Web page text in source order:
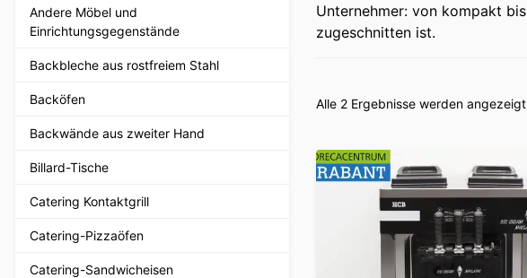
Andere Möbel und
Einrichtungsgegenstände
Backbleche aus rostfreiem Stahl
Backöfen
Backwände aus zweiter Hand
Billard-Tische
Catering Kontaktgrill
Catering-Pizzaöfen
Catering-Sandwicheisen
Unternehmer: von kompakt
zugeschnitten ist.
Alle 2 Ergebnisse werden angezeigt